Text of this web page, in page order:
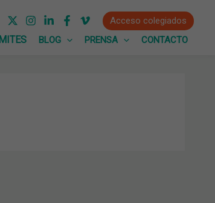
Acceso colegiados
BLOG PRENSA CONTACTO